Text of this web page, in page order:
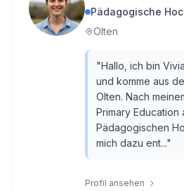
Pädagogische
Olten
"Hallo, ich bin
und komme aus
Olten. Nach
Primary Education
Pädagogischen
mich dazu ent..."
Profil ansehen